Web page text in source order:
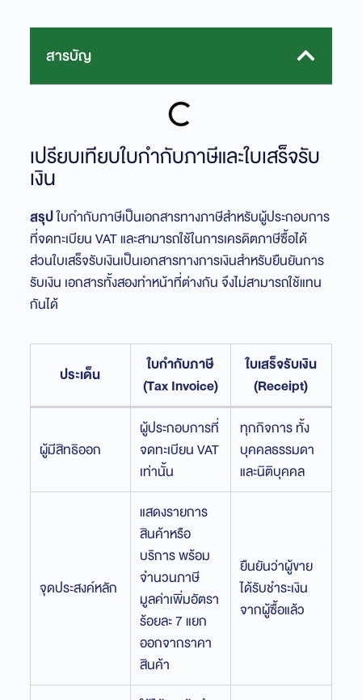
สารบัญ
เปรียบเทียบใบกำกับภาษีและใบเสร็จรับ
เงิน
สรุปใบกำกับภาษีเป็นเอกสารทางภาษีสำหรับผู้ประกอบการ
ที่จดทะเบียน VAT และสามารถใช้ในการเครดิตภาษีซื้อได้
ส่วนใบเสร็จรับเงินเป็นเอกสารทางการเงินสำหรับยืนยันการ
รับเงิน เอกสารทั้งสองทำหน้าที่ต่างกัน จึงไม่สามารถใช้แทน
กันได้
ประเด็น
ใบกำกับภาษี
(Tax Invoice)
ใบเสร็จรับเงิน
(Receipt)
ผู้มีสิทธิออก
ผู้ประกอบการที่
จดทะเบียน VAT
เท่านั้น
ทุกกิจการ ทั้ง
บุคคลธรรมดา
และนิติบุคคล
จุดประสงค์หลัก
แสดงรายการ
สินค้าหรือ
บริการ พร้อม
จำนวนภาษี
มูลค่าเพิ่มอัตรา
ร้อยละ 7 แยก
ออกจากราคา
สินค้า
ยืนยันว่าผู้ขาย
ได้รับชำระเงิน
จากผู้ซื้อแล้ว